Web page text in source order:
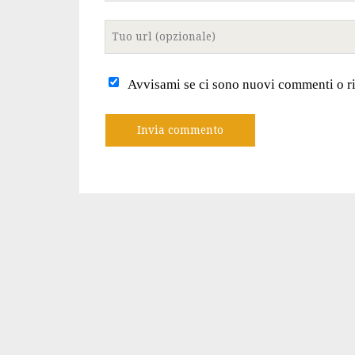
Tuo
Avvisami se ci sono nuovi commenti o